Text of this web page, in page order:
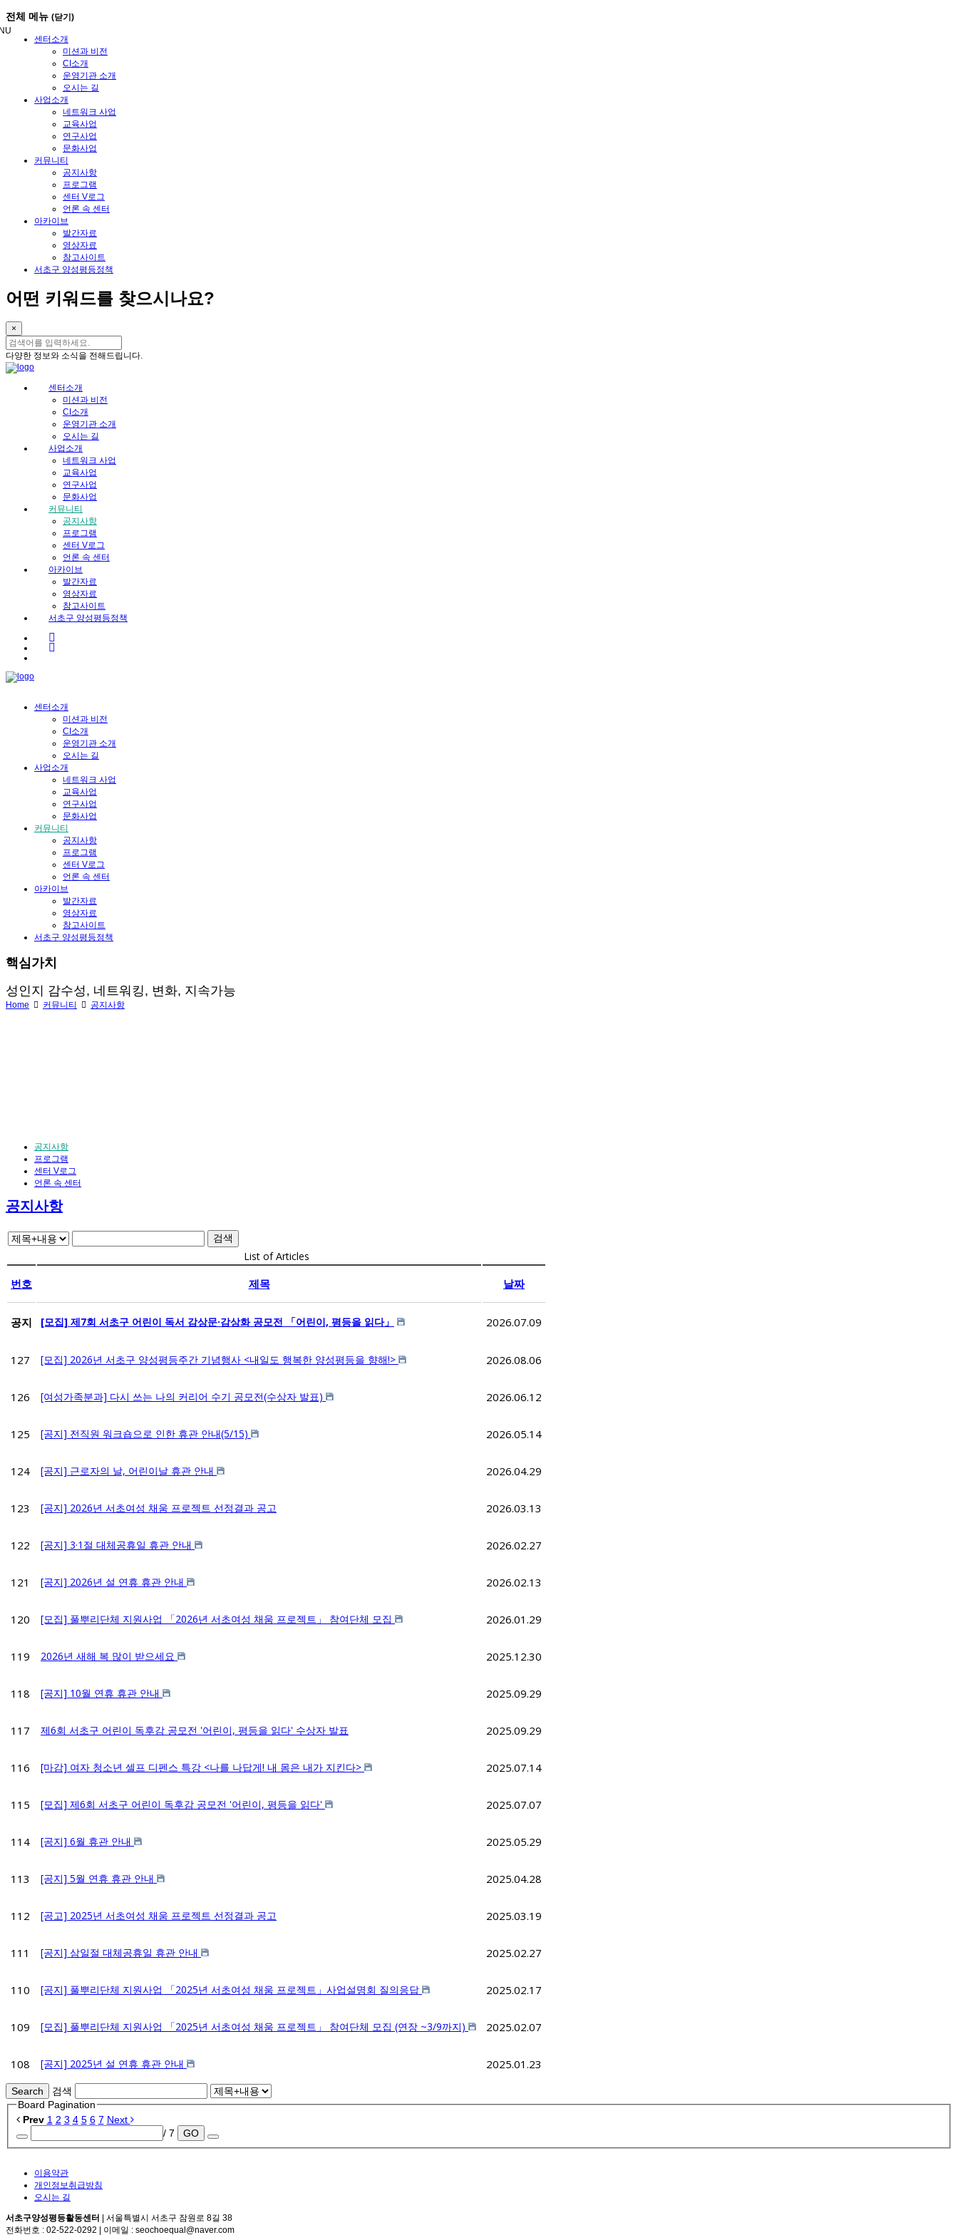
메
뉴
전체 메뉴 (닫기)
센터소개
미션과 비전
CI소개
운영기관 소개
오시는 길
사업소개
네트워크 사업
교육사업
연구사업
문화사업
커뮤니티
공지사항
프로그램
센터 V로그
언론 속 센터
아카이브
발간자료
영상자료
참고사이트
서초구 양성평등정책
어떤 키워드를 찾으시나요?
×
다양한 정보와 소식을 전해드립니다.
센터소개
미션과 비전
CI소개
운영기관 소개
오시는 길
사업소개
네트워크 사업
교육사업
연구사업
문화사업
커뮤니티
공지사항
프로그램
센터 V로그
언론 속 센터
아카이브
발간자료
영상자료
참고사이트
서초구 양성평등정책
센터소개
미션과 비전
CI소개
운영기관 소개
오시는 길
사업소개
네트워크 사업
교육사업
연구사업
문화사업
커뮤니티
공지사항
프로그램
센터 V로그
언론 속 센터
아카이브
발간자료
영상자료
참고사이트
서초구 양성평등정책
핵심가치
성인지 감수성, 네트워킹, 변화, 지속가능
Home 커뮤니티 공지사항
공지사항
프로그램
센터 V로그
언론 속 센터
공지사항
검색
List of Articles
번호 제목 날짜
공지 [모집] 제7회 서초구 어린이 독서 감상문·감상화 공모전 「어린이, 평등을 읽다」 2026.07.09
127 [모집] 2026년 서초구 양성평등주간 기념행사 <내일도 행복한 양성평등을 향해!> 2026.08.06
126 [여성가족분과] 다시 쓰는 나의 커리어 수기 공모전(수상자 발표) 2026.06.12
125 [공지] 전직원 워크숍으로 인한 휴관 안내(5/15) 2026.05.14
124 [공지] 근로자의 날, 어린이날 휴관 안내 2026.04.29
123 [공지] 2026년 서초여성 채움 프로젝트 선정결과 공고 2026.03.13
122 [공지] 3·1절 대체공휴일 휴관 안내 2026.02.27
121 [공지] 2026년 설 연휴 휴관 안내 2026.02.13
120 [모집] 풀뿌리단체 지원사업 「2026년 서초여성 채움 프로젝트」 참여단체 모집 2026.01.29
119 2026년 새해 복 많이 받으세요 2025.12.30
118 [공지] 10월 연휴 휴관 안내 2025.09.29
117 제6회 서초구 어린이 독후감 공모전 '어린이, 평등을 읽다' 수상자 발표 2025.09.29
116 [마감] 여자 청소년 셀프 디펜스 특강 <나를 나답게! 내 몸은 내가 지킨다> 2025.07.14
115 [모집] 제6회 서초구 어린이 독후감 공모전 '어린이, 평등을 읽다' 2025.07.07
114 [공지] 6월 휴관 안내 2025.05.29
113 [공지] 5월 연휴 휴관 안내 2025.04.28
112 [공고] 2025년 서초여성 채움 프로젝트 선정결과 공고 2025.03.19
111 [공지] 삼일절 대체공휴일 휴관 안내 2025.02.27
110 [공지] 풀뿌리단체 지원사업 「2025년 서초여성 채움 프로젝트」사업설명회 질의응답 2025.02.17
109 [모집] 풀뿌리단체 지원사업 「2025년 서초여성 채움 프로젝트」 참여단체 모집 (연장 ~3/9까지) 2025.02.07
108 [공지] 2025년 설 연휴 휴관 안내 2025.01.23
Search
검색
Board Pagination
Prev 1 2 3 4 5 6 7 Next
/ 7
GO
이용약관
개인정보취급방침
오시는 길
서초구양성평등활동센터 | 서울특별시 서초구 잠원로 8길 38
전화번호 : 02-522-0292 | 이메일 : seochoequal@naver.com